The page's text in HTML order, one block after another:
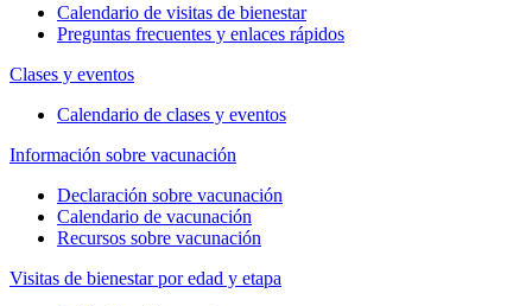
Calendario de visitas de bienestar
Preguntas frecuentes y enlaces rápidos
Clases y eventos
Calendario de clases y eventos
Información sobre vacunación
Declaración sobre vacunación
Calendario de vacunación
Recursos sobre vacunación
Visitas de bienestar por edad y etapa